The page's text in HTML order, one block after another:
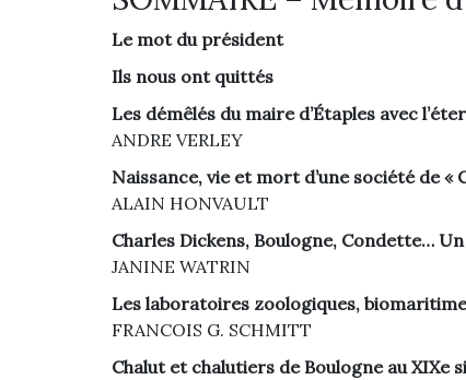
Le mot du président
Ils nous ont quittés
Les démêlés du maire d’Étaples avec
ANDRE VERLEY
Naissance, vie et mort d’une société de
ALAIN HONVAULT
Charles Dickens, Boulogne, Condette…
JANINE WATRIN
Les laboratoires zoologiques,
FRANCOIS G. SCHMITT
Chalut et chalutiers de Boulogne au XIXe